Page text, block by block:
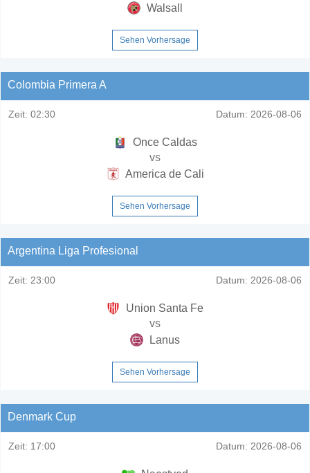
Walsall
Sehen Vorhersage
Colombia Primera A
Zeit: 02:30 Datum: 2026-08-06
Once Caldas
vs
America de Cali
Sehen Vorhersage
Argentina Liga Profesional
Zeit: 23:00 Datum: 2026-08-06
Union Santa Fe
vs
Lanus
Sehen Vorhersage
Denmark Cup
Zeit: 17:00 Datum: 2026-08-06